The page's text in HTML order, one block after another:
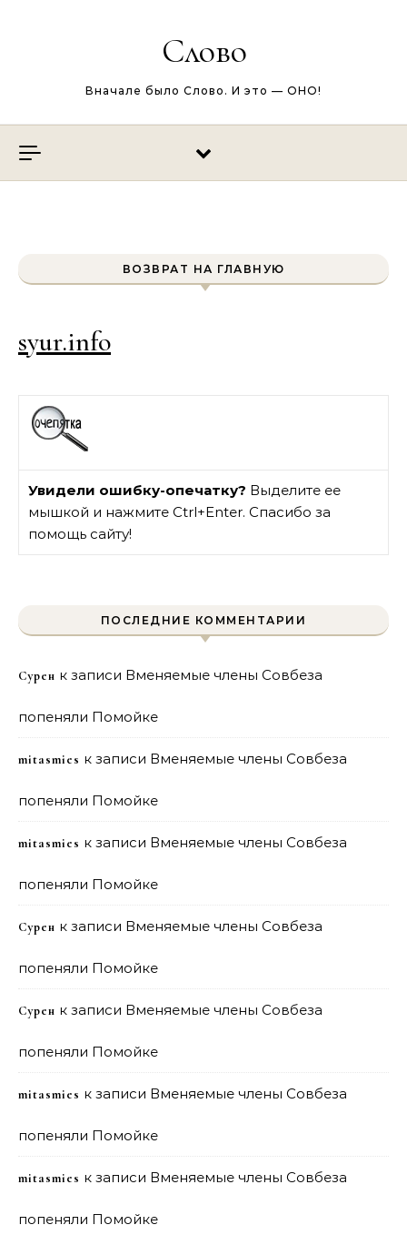
Слово
Вначале было Слово. И это — ОНО!
ВОЗВРАТ НА ГЛАВНУЮ
syur.info
Увидели ошибку-опечатку? Выделите ее
мышкой и нажмите Ctrl+Enter. Спасибо за
помощь сайту!
ПОСЛЕДНИЕ КОММЕНТАРИИ
Сурен к записи Вменяемые члены Совбеза
попеняли Помойке
mitasmies к записи Вменяемые члены Совбеза
попеняли Помойке
mitasmies к записи Вменяемые члены Совбеза
попеняли Помойке
Сурен к записи Вменяемые члены Совбеза
попеняли Помойке
Сурен к записи Вменяемые члены Совбеза
попеняли Помойке
mitasmies к записи Вменяемые члены Совбеза
попеняли Помойке
mitasmies к записи Вменяемые члены Совбеза
попеняли Помойке